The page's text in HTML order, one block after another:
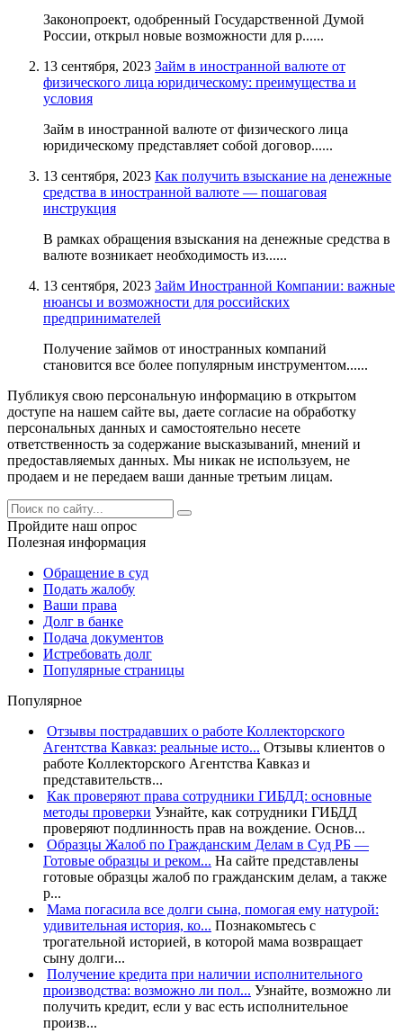
Законопроект, одобренный Государственной Думой
России, открыл новые возможности для р......
13 сентября, 2023 Займ в иностранной валюте от
физического лица юридическому: преимущества и
условия
Займ в иностранной валюте от физического лица
юридическому представляет собой договор......
13 сентября, 2023 Как получить взыскание на денежные
средства в иностранной валюте — пошаговая
инструкция
В рамках обращения взыскания на денежные средства в
валюте возникает необходимость из......
13 сентября, 2023 Займ Иностранной Компании: важные
нюансы и возможности для российских
предпринимателей
Получение займов от иностранных компаний
становится все более популярным инструментом......
Публикуя свою персональную информацию в открытом
доступе на нашем сайте вы, даете согласие на обработку
персональных данных и самостоятельно несете
ответственность за содержание высказываний, мнений и
предоставляемых данных. Мы никак не используем, не
продаем и не передаем ваши данные третьим лицам.
Пройдите наш опрос
Полезная информация
Обращение в суд
Подать жалобу
Ваши права
Долг в банке
Подача документов
Истребовать долг
Популярные страницы
Популярное
Отзывы пострадавших о работе Коллекторского
Агентства Кавказ: реальные исто... Отзывы клиентов о
работе Коллекторского Агентства Кавказ и
представительств...
Как проверяют права сотрудники ГИБДД: основные
методы проверки Узнайте, как сотрудники ГИБДД
проверяют подлинность прав на вождение. Основ...
Образцы Жалоб по Гражданским Делам в Суд РБ —
Готовые образцы и реком... На сайте представлены
готовые образцы жалоб по гражданским делам, а также
р...
Мама погасила все долги сына, помогая ему натурой:
удивительная история, ко... Познакомьтесь с
трогательной историей, в которой мама возвращает
сыну долги...
Получение кредита при наличии исполнительного
производства: возможно ли пол... Узнайте, возможно ли
получить кредит, если у вас есть исполнительное
произв...